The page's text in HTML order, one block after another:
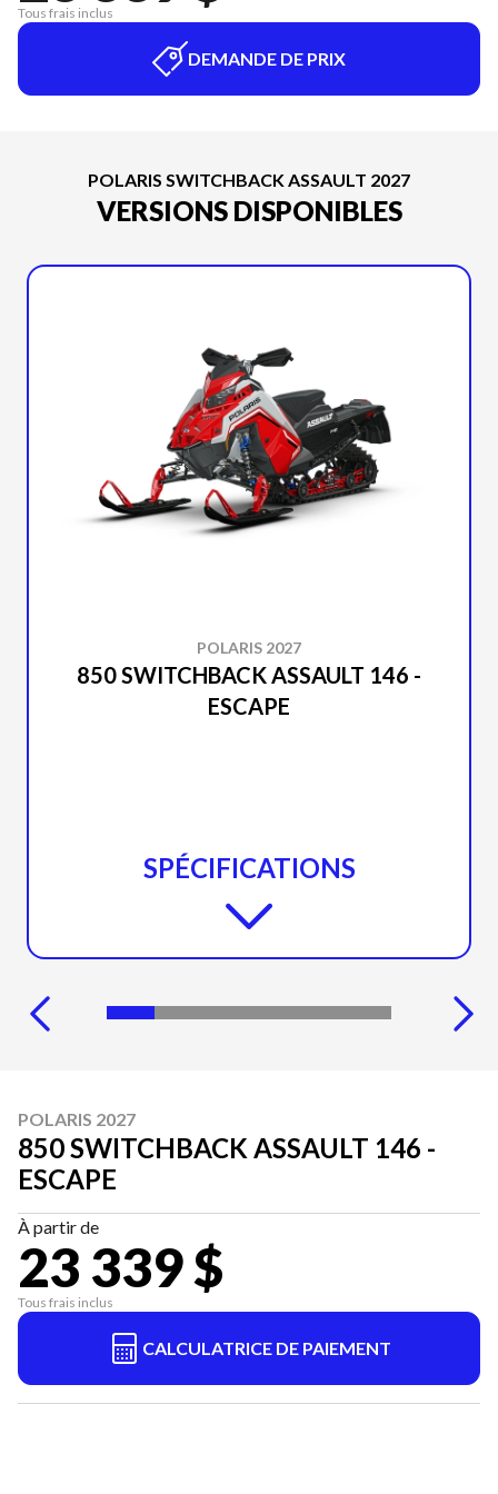
Tous frais inclus
DEMANDE DE PRIX
POLARIS SWITCHBACK ASSAULT 2027
VERSIONS DISPONIBLES
POLARIS 2027
850 SWITCHBACK ASSAULT 146 -
ESCAPE
SPÉCIFICATIONS
POLARIS 2027
850 SWITCHBACK ASSAULT 146 -
ESCAPE
À partir de
23 339 $
Tous frais inclus
CALCULATRICE DE PAIEMENT